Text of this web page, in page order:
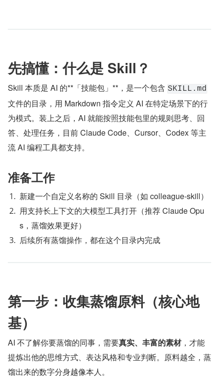
先搞懂：什么是 Skill？
Skill 本质是 AI 的**「技能包」**，是一个包含 SKILL.md
文件的目录，用 Markdown 指令定义 AI 在特定场景下的行
为模式。装上之后，AI 就能按照技能包里的规则思考、回
答、处理任务，目前 Claude Code、Cursor、Codex 等主
流 AI 编程工具都支持。
准备工作
新建一个自定义名称的 Skill 目录（如 colleague-skill）
用支持长上下文的大模型工具打开（推荐 Claude Opu
s，蒸馏效果更好）
后续所有蒸馏操作，都在这个目录内完成
第一步：收集蒸馏原料（核心地
基）
AI 不了解你要蒸馏的同事，需要真实、丰富的素材，才能
提炼出他的思维方式、表达风格和专业判断。原料越全，蒸
馏出来的数字分身越像本人。